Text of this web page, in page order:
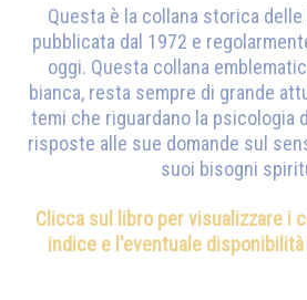
Questa è la collana storica
pubblicata dal 1972 e
oggi. Questa collana
bianca, resta sempre di grande
temi che riguardano la psicologia
risposte alle sue domande sul
suoi bisogni
Clicca sul libro per visualizzare i
indice e l'eventuale